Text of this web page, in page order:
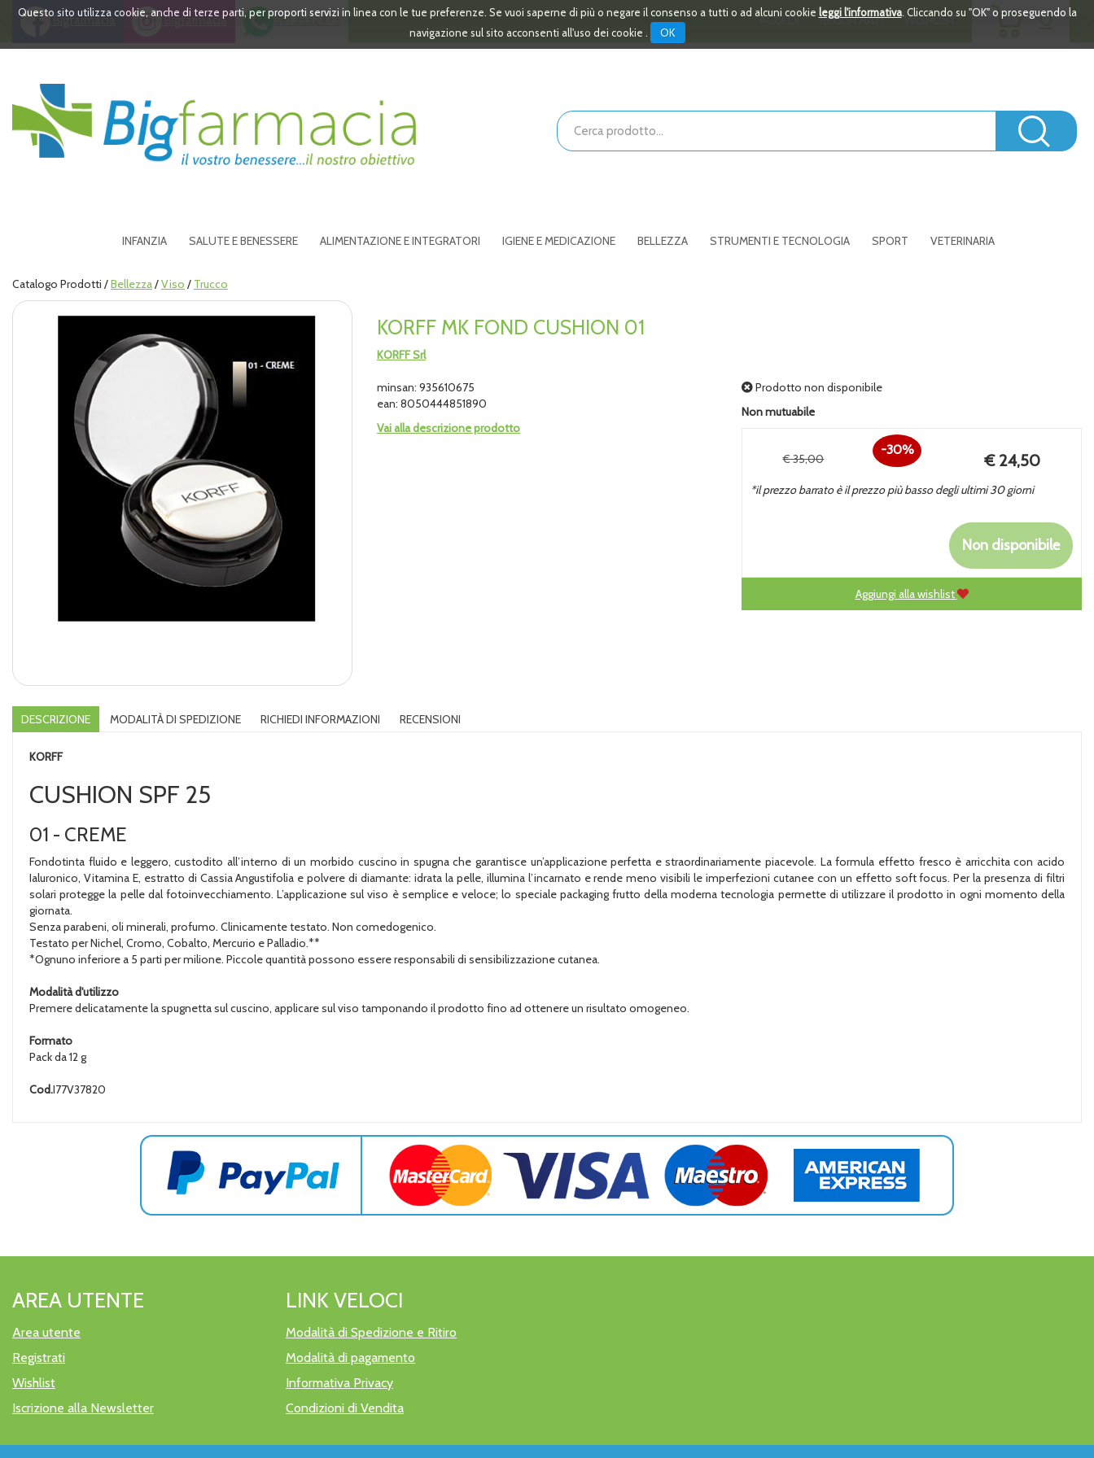
PassaQuesto sito utilizza cookie, anche di terze parti, per proporti servizi in linea con le tue preferenze. Se vuoi saperne di più o negare il consenso a tutti o ad alcuni cookie leggi l'informativa. Cliccando su "OK" o proseguendo la
navigazione sul sito acconsenti all'uso dei cookie .
OK
Bigfarmacia Bigfarmacia 391 3532473 ACCEDI REGISTRATI WISHLIST 0
ARTICOLI
Bigfarmacia
Cerca
Prodotto
INFANZIA SALUTE E BENESSERE ALIMENTAZIONE E INTEGRATORI IGIENE E MEDICAZIONE BELLEZZA STRUMENTI E TECNOLOGIA SPORT VETERINARIA
Catalogo Prodotti /Bellezza/Viso / Trucco
KORFF MK FOND CUSHION 01
KORFF Srl
minsan: 935610675
ean: 8050444851890
Vai alla descrizione prodotto
Prodotto non disponibile
Non mutuabile
Sconto
30%
€ 35,00
Prezzo
scontato
€ 24,50
*il prezzo barrato è il prezzo più basso degli ultimi 30 giorni
Non disponibile
Aggiungi alla wishlist
DESCRIZIONE MODALITÀ DI SPEDIZIONE RICHIEDI INFORMAZIONI RECENSIONI
KORFF
CUSHION SPF 25
01 - CREME
Fondotinta fluido e leggero, custodito all’interno di un morbido cuscino in spugna che garantisce un’applicazione perfetta e straordinariamente piacevole. La formula effetto fresco è arricchita con acido
Ialuronico, Vitamina E, estratto di Cassia Angustifolia e polvere di diamante: idrata la pelle, illumina l’incarnato e rende meno visibili le imperfezioni cutanee con un effetto soft focus. Per la presenza di filtri
solari protegge la pelle dal fotoinvecchiamento. L’applicazione sul viso è semplice e veloce; lo speciale packaging frutto della moderna tecnologia permette di utilizzare il prodotto in ogni momento della
giornata.
Senza parabeni, oli minerali, profumo. Clinicamente testato. Non comedogenico.
Testato per Nichel, Cromo, Cobalto, Mercurio e Palladio.**
*Ognuno inferiore a 5 parti per milione. Piccole quantità possono essere responsabili di sensibilizzazione cutanea.
Modalità d'utilizzo
Premere delicatamente la spugnetta sul cuscino, applicare sul viso tamponando il prodotto fino ad ottenere un risultato omogeneo.
Formato
Pack da 12 g
Cod.I77V37820
AREA UTENTE
Area utente
Registrati
Wishlist
Iscrizione alla Newsletter
LINK VELOCI
Modalità di Spedizione e Ritiro
Modalità di pagamento
Informativa Privacy
Condizioni di Vendita